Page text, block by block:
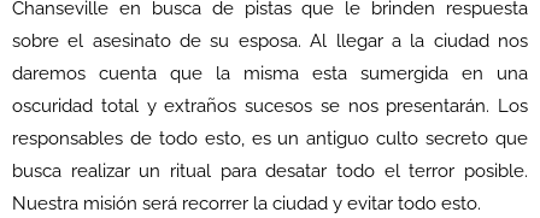
Chanseville en busca de pistas que le brinden respuesta
sobre el asesinato de su esposa. Al llegar a la ciudad nos
daremos cuenta que la misma esta sumergida en una
oscuridad total y extraños sucesos se nos presentarán. Los
responsables de todo esto, es un antiguo culto secreto que
busca realizar un ritual para desatar todo el terror posible.
Nuestra misión será recorrer la ciudad y evitar todo esto.